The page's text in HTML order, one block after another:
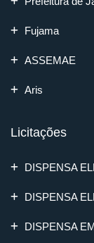
Fujama
ASSEMAE
Aris
Licitações
DISPENSA
DISPENSA
DISPENSA